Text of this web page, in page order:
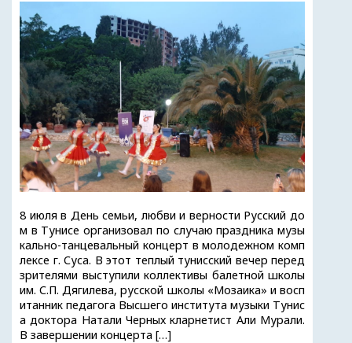
8 июля в День семьи, любви и верности Русский до
м в Тунисе организовал по случаю праздника музы
кально-танцевальный концерт в молодежном комп
лексе г. Суса. В этот теплый тунисский вечер перед
зрителями выступили коллективы балетной школы
им. С.П. Дягилева, русской школы «Мозаика» и восп
итанник педагога Высшего института музыки Тунис
а доктора Натали Черных кларнетист Али Мурали.
В завершении концерта […]